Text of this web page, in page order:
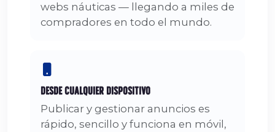
webs náuticas — llegando a miles de
compradores en todo el mundo.
Desde Cualquier Dispositivo
Publicar y gestionar anuncios es
rápido, sencillo y funciona en móvil,